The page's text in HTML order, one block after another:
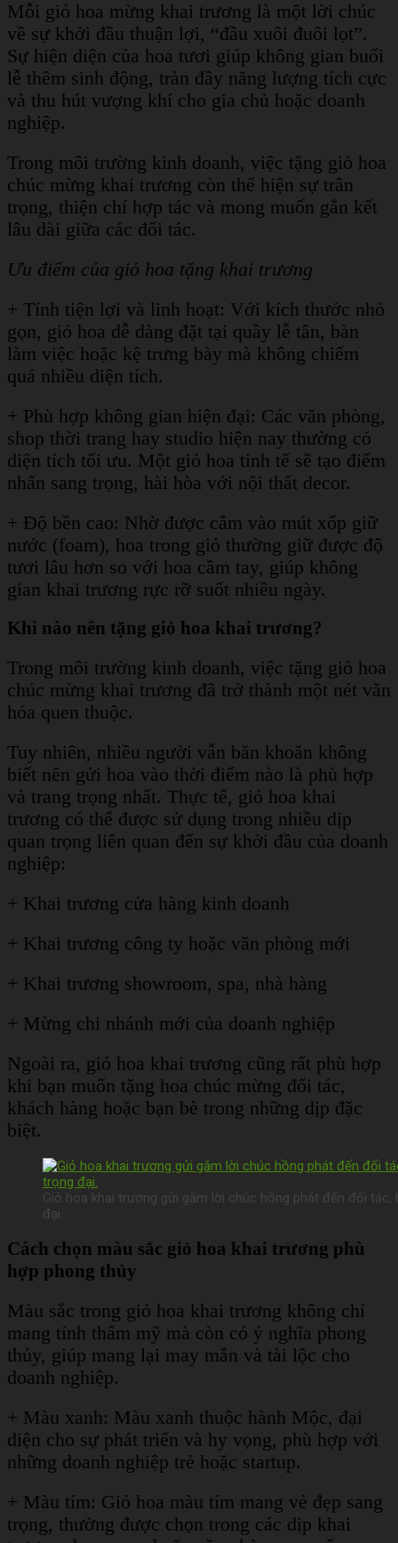
Mỗi giỏ hoa mừng khai trương là một lời chúc
về sự khởi đầu thuận lợi, “đầu xuôi đuôi lọt”.
Sự hiện diện của hoa tươi giúp không gian buổi
lễ thêm sinh động, tràn đầy năng lượng tích cực
và thu hút vượng khí cho gia chủ hoặc doanh
nghiệp.
Trong môi trường kinh doanh, việc tặng giỏ hoa
chúc mừng khai trương còn thể hiện sự trân
trọng, thiện chí hợp tác và mong muốn gắn kết
lâu dài giữa các đối tác.
Ưu điểm của giỏ hoa tặng khai trương
+ Tính tiện lợi và linh hoạt: Với kích thước nhỏ
gọn, giỏ hoa dễ dàng đặt tại quầy lễ tân, bàn
làm việc hoặc kệ trưng bày mà không chiếm
quá nhiều diện tích.
+ Phù hợp không gian hiện đại: Các văn phòng,
shop thời trang hay studio hiện nay thường có
diện tích tối ưu. Một giỏ hoa tinh tế sẽ tạo điểm
nhấn sang trọng, hài hòa với nội thất decor.
+ Độ bền cao: Nhờ được cắm vào mút xốp giữ
nước (foam), hoa trong giỏ thường giữ được độ
tươi lâu hơn so với hoa cầm tay, giúp không
gian khai trương rực rỡ suốt nhiều ngày.
Khi nào nên tặng giỏ hoa khai trương?
Trong môi trường kinh doanh, việc tặng giỏ hoa
chúc mừng khai trương đã trở thành một nét văn
hóa quen thuộc.
Tuy nhiên, nhiều người vẫn băn khoăn không
biết nên gửi hoa vào thời điểm nào là phù hợp
và trang trọng nhất. Thực tế, giỏ hoa khai
trương có thể được sử dụng trong nhiều dịp
quan trọng liên quan đến sự khởi đầu của doanh
nghiệp:
+ Khai trương cửa hàng kinh doanh
+ Khai trương công ty hoặc văn phòng mới
+ Khai trương showroom, spa, nhà hàng
+ Mừng chi nhánh mới của doanh nghiệp
Ngoài ra, giỏ hoa khai trương cũng rất phù hợp
khi bạn muốn tặng hoa chúc mừng đối tác,
khách hàng hoặc bạn bè trong những dịp đặc
biệt.
Giỏ hoa khai trương gửi gắm lời chúc hồng phát đến đối tác,
đại.
Cách chọn màu sắc giỏ hoa khai trương phù
hợp phong thủy
Màu sắc trong giỏ hoa khai trương không chỉ
mang tính thẩm mỹ mà còn có ý nghĩa phong
thủy, giúp mang lại may mắn và tài lộc cho
doanh nghiệp.
+ Màu xanh: Màu xanh thuộc hành Mộc, đại
diện cho sự phát triển và hy vọng, phù hợp với
những doanh nghiệp trẻ hoặc startup.
+ Màu tím: Giỏ hoa màu tím mang vẻ đẹp sang
trọng, thường được chọn trong các dịp khai